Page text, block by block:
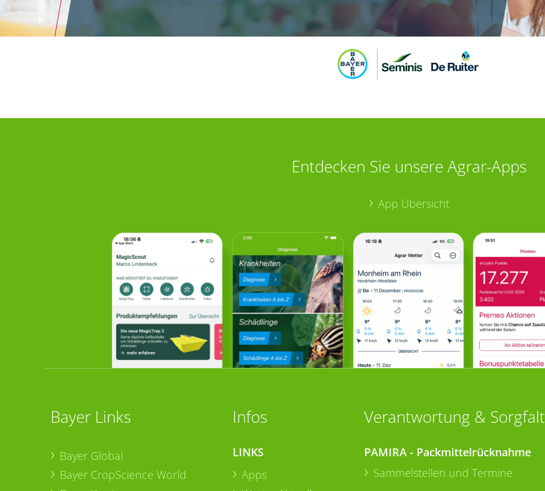
Entdecken Sie unsere Agrar-Apps
App Übersicht
Bayer Links
Bayer Global
Bayer CropScience World
Infos
LINKS
Apps
Verantwortung & Sorgfalt
PAMIRA - Packmittelrücknahme
Sammelstellen und Termine